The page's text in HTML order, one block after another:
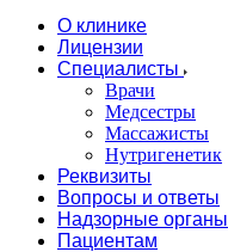
О клинике
Лицензии
Специалисты
Врачи
Медсестры
Массажисты
Нутригенетик
Реквизиты
Вопросы и ответы
Надзорные органы
Пациентам